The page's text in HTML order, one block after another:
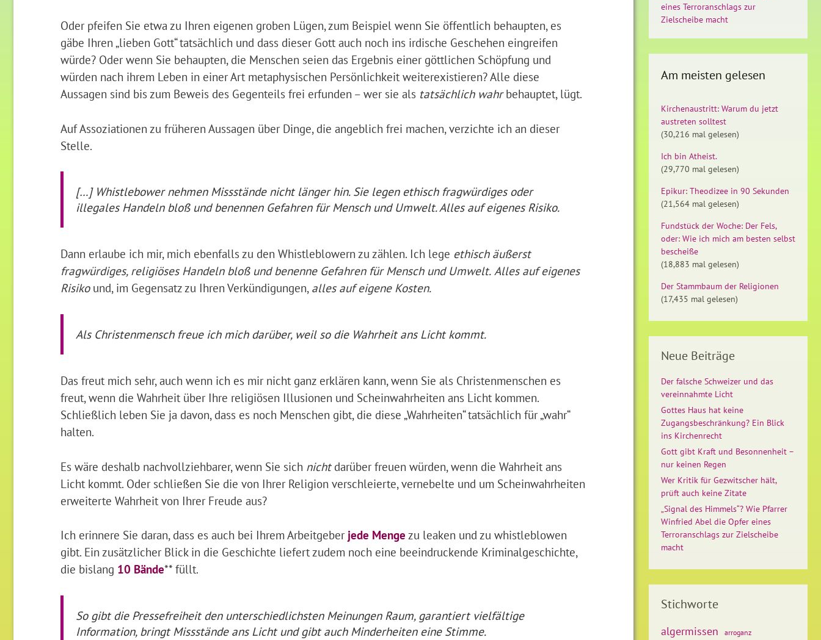
Oder pfeifen Sie etwa zu Ihren eigenen groben Lügen, zum Beispiel wenn Sie öffentlich behaupten, es
gäbe Ihren „lieben Gott“ tatsächlich und dass dieser Gott auch noch ins irdische Geschehen eingreifen
würde? Oder wenn Sie behaupten, die Menschen seien das Ergebnis einer göttlichen Schöpfung und
würden nach ihrem Leben in einer Art metaphysischen Persönlichkeit weiterexistieren? Alle diese
Aussagen sind bis zum Beweis des Gegenteils frei erfunden – wer sie als tatsächlich wahrbehauptet, lügt.
Auf Assoziationen zu früheren Aussagen über Dinge, die angeblich frei machen, verzichte ich an dieser
Stelle.
[…] Whistlebower nehmen Missstände nicht länger hin. Sie legen ethisch fragwürdiges oder
illegales Handeln bloß und benennen Gefahren für Mensch und Umwelt. Alles auf eigenes Risiko.
Dann erlaube ich mir, mich ebenfalls zu den Whistleblowern zu zählen. Ich lege ethisch äußerst
fragwürdiges, religiöses Handeln bloß und benenne Gefahren für Mensch und Umwelt. Alles auf eigenes
Risikound, im Gegensatz zu Ihren Verkündigungen, alles auf eigene Kosten.
Als Christenmensch freue ich mich darüber, weil so die Wahrheit ans Licht kommt.
Das freut mich sehr, auch wenn ich es mir nicht ganz erklären kann, wenn Sie als Christenmenschen es
freut, wenn die Wahrheit über Ihre religiösen Illusionen und Scheinwahrheiten ans Licht kommen.
Schließlich leben Sie ja davon, dass es noch Menschen gibt, die diese „Wahrheiten“ tatsächlich für „wahr“
halten.
Es wäre deshalb nachvollziehbarer, wenn Sie sich nichtdarüber freuen würden, wenn die Wahrheit ans
Licht kommt. Oder schließen Sie die von Ihrer Religion verschleierte, vernebelte und um Scheinwahrheiten
erweiterte Wahrheit von Ihrer Freude aus?
Ich erinnere Sie daran, dass es auch bei Ihrem Arbeitgeber jede Menge zu leaken und zu whistleblowen
gibt. Ein zusätzlicher Blick in die Geschichte liefert zudem noch eine beeindruckende Kriminalgeschichte,
die bislang 10 Bände** füllt.
So gibt die Pressefreiheit den unterschiedlichsten Meinungen Raum, garantiert vielfältige
Information, bringt Missstände ans Licht und gibt auch Minderheiten eine Stimme.
eines Terroranschlags zur
Zielscheibe macht
Am meisten gelesen
Kirchenaustritt: Warum du jetzt
austreten solltest
(30,216 mal gelesen)
Ich bin Atheist.
(29,770 mal gelesen)
Epikur: Theodizee in 90 Sekunden
(21,564 mal gelesen)
Fundstück der Woche: Der Fels,
oder: Wie ich mich am besten selbst
bescheiße
(18,883 mal gelesen)
Der Stammbaum der Religionen
(17,435 mal gelesen)
Neue Beiträge
Der falsche Schweizer und das
vereinnahmte Licht
Gottes Haus hat keine
Zugangsbeschränkung? Ein Blick
ins Kirchenrecht
Gott gibt Kraft und Besonnenheit –
nur keinen Regen
Wer Kritik für Gezwitscher hält,
prüft auch keine Zitate
„Signal des Himmels“? Wie Pfarrer
Winfried Abel die Opfer eines
Terroranschlags zur Zielscheibe
macht
Stichworte
algermissen arroganz